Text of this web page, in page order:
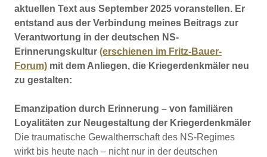
aktuellen Text aus September 2025 voranstellen. Er
entstand aus der Verbindung meines Beitrags zur
Verantwortung in der deutschen NS-
Erinnerungskultur (erschienen im Fritz-Bauer-
Forum) mit dem Anliegen, die Kriegerdenkmäler neu
zu gestalten:
Emanzipation durch Erinnerung – von familiären
Loyalitäten zur Neugestaltung der Kriegerdenkmäler
Die traumatische Gewaltherrschaft des NS-Regimes
wirkt bis heute nach – nicht nur in der deutschen